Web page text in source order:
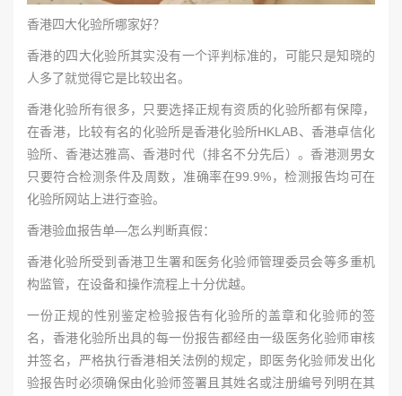
香港四大化验所哪家好？
香港的四大化验所其实没有一个评判标准的，可能只是知晓的
人多了就觉得它是比较出名。
香港化验所有很多，只要选择正规有资质的化验所都有保障，
在香港，比较有名的化验所是香港化验所HKLAB、香港卓信化
验所、香港达雅高、香港时代（排名不分先后）。香港测男女
只要符合检测条件及周数，准确率在99.9%，检测报告均可在
化验所网站上进行查验。
香港验血报告单—怎么判断真假：
香港化验所受到香港卫生署和医务化验师管理委员会等多重机
构监管，在设备和操作流程上十分优越。
一份正规的性别鉴定检验报告有化验所的盖章和化验师的签
名，香港化验所出具的每一份报告都经由一级医务化验师审核
并签名，严格执行香港相关法例的规定，即医务化验师发出化
验报告时必须确保由化验师签署且其姓名或注册编号列明在其